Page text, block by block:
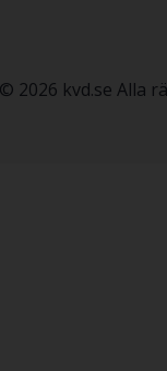
2026 kvd.se Alla